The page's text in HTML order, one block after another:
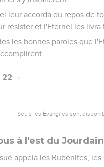
leur accorda du repos de
résister et l'Eternel les livra
les bonnes paroles que
22
Seuls les Évangiles sont
à l'est du Jourdain
appela les Rubénites,